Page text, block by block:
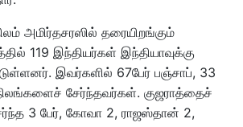
அமிர்தசரஸில் தரையிறங்கும்
119 இந்தியர்கள் இந்தியாவுக்கு
இவர்களில் 67பேர் பஞ்சாப், 33
சேர்ந்தவர்கள். குஜராத்தைச்
3 பேர், கோவா 2, ராஜஸ்தான் 2,